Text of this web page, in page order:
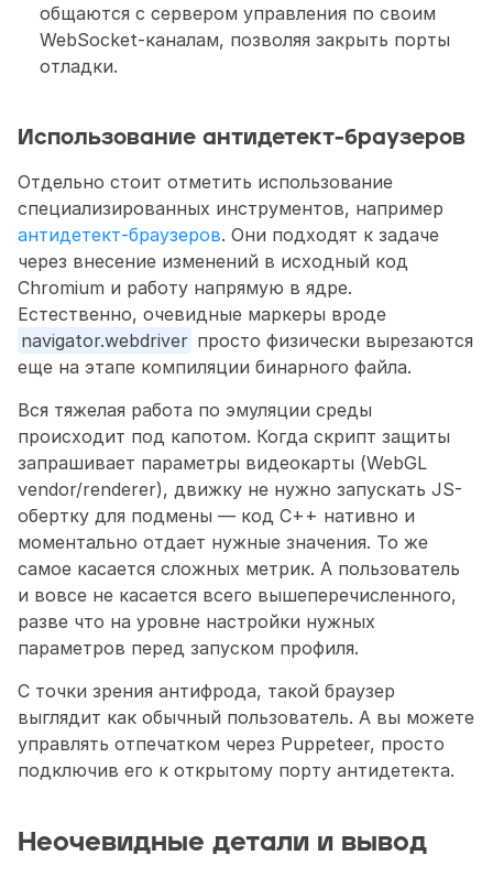
общаются с сервером управления по своим
WebSocket-каналам, позволяя закрыть порты
отладки.
Использование антидетект-браузеров
Отдельно стоит отметить использование
антидетект-браузеров. Они подходят к задаче
через внесение изменений в исходный код
Chromium и работу напрямую в ядре.
navigator.webdriver просто физически вырезаются
еще на этапе компиляции бинарного файла.
Вся тяжелая работа по эмуляции среды
происходит под капотом. Когда скрипт защиты
запрашивает параметры видеокарты (WebGL
vendor/renderer), движку не нужно запускать JS-
обертку для подмены — код C++ нативно и
моментально отдает нужные значения. То же
самое касается сложных метрик. А пользователь
и вовсе не касается всего вышеперечисленного,
разве что на уровне настройки нужных
параметров перед запуском профиля.
С точки зрения антифрода, такой браузер
выглядит как обычный пользователь. А вы можете
управлять отпечатком через Puppeteer, просто
подключив его к открытому порту антидетекта.
Неочевидные детали и вывод